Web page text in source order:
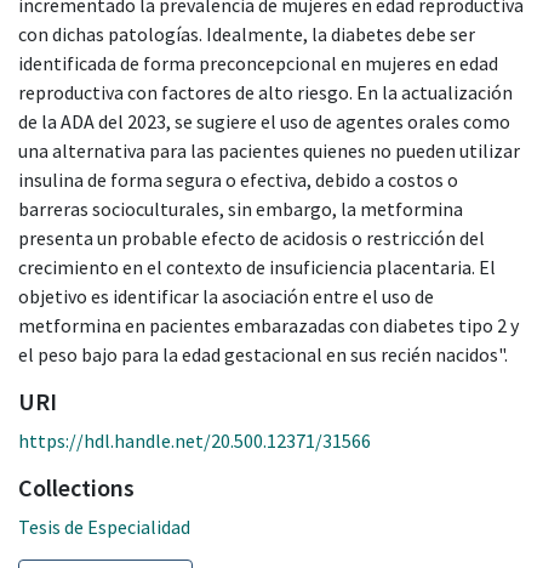
con dichas patologías. Idealmente, la diabetes debe ser
identificada de forma preconcepcional en mujeres en edad
reproductiva con factores de alto riesgo. En la actualización
de la ADA del 2023, se sugiere el uso de agentes orales como
una alternativa para las pacientes quienes no pueden utilizar
insulina de forma segura o efectiva, debido a costos o
barreras socioculturales, sin embargo, la metformina
presenta un probable efecto de acidosis o restricción del
crecimiento en el contexto de insuficiencia placentaria. El
objetivo es identificar la asociación entre el uso de
metformina en pacientes embarazadas con diabetes tipo 2 y
el peso bajo para la edad gestacional en sus recién nacidos".
URI
https://hdl.handle.net/20.500.12371/31566
Collections
Tesis de Especialidad